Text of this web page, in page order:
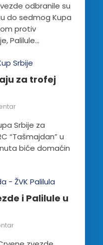
odbranile su
do sedmog Kupa
protiv
Palilule...
za trofej
Srbije za
“Tašmajdan” u
biće domaćin
i Palilule u